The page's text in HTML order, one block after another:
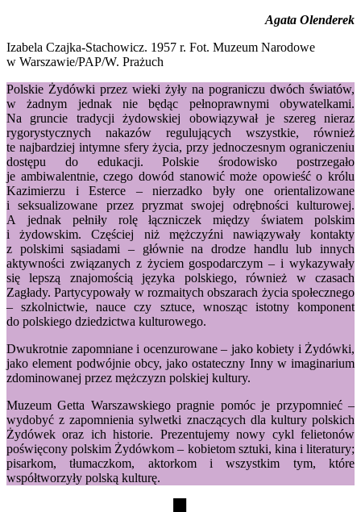
Agata Olenderek
Izabela Czajka-Stachowicz. 1957 r. Fot. Muzeum Narodowe
w Warszawie/PAP/W. Prażuch
Polskie Żydówki przez wieki żyły na pograniczu dwóch światów,
w żadnym jednak nie będąc pełnoprawnymi obywatelkami.
Na gruncie tradycji żydowskiej obowiązywał je szereg nieraz
rygorystycznych nakazów regulujących wszystkie, również
te najbardziej intymne sfery życia, przy jednoczesnym ograniczeniu
dostępu do edukacji. Polskie środowisko postrzegało
je ambiwalentnie, czego dowód stanowić może opowieść o królu
Kazimierzu i Esterce – nierzadko były one orientalizowane
i seksualizowane przez pryzmat swojej odrębności kulturowej.
A jednak pełniły rolę łączniczek między światem polskim
i żydowskim. Częściej niż mężczyźni nawiązywały kontakty
z polskimi sąsiadami – głównie na drodze handlu lub innych
aktywności związanych z życiem gospodarczym – i wykazywały
się lepszą znajomością języka polskiego, również w czasach
Zagłady. Partycypowały w rozmaitych obszarach życia społecznego
– szkolnictwie, nauce czy sztuce, wnosząc istotny komponent
do polskiego dziedzictwa kulturowego.
Dwukrotnie zapomniane i ocenzurowane – jako kobiety i Żydówki,
jako element podwójnie obcy, jako ostateczny Inny w imaginarium
zdominowanej przez mężczyzn polskiej kultury.
Muzeum Getta Warszawskiego pragnie pomóc je przypomnieć –
wydobyć z zapomnienia sylwetki znaczących dla kultury polskich
Żydówek oraz ich historie. Prezentujemy nowy cykl felietonów
poświęcony polskim Żydówkom – kobietom sztuki, kina i literatury;
pisarkom, tłumaczkom, aktorkom i wszystkim tym, które
współtworzyły polską kulturę.